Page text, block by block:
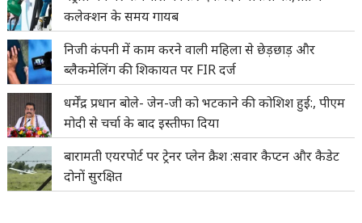
कलेक्शन के समय गायब
निजी कंपनी में काम करने वाली महिला से छेड़छाड़ और
ब्लैकमेलिंग की शिकायत पर FIR दर्ज
धर्मेंद्र प्रधान बोले- जेन-जी को भटकाने की कोशिश हुई:, पीएम
मोदी से चर्चा के बाद इस्तीफा दिया
बारामती एयरपोर्ट पर ट्रेनर प्लेन क्रैश :सवार कैप्टन और कैडेट
दोनों सुरक्षित